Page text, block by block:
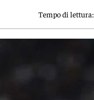
Tempo di lettura: